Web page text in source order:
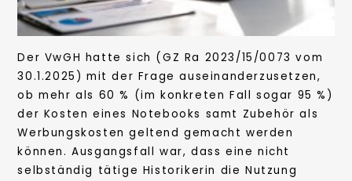
Der VwGH hatte sich (GZ Ra 2023/15/0073 vom
30.1.2025) mit der Frage auseinanderzusetzen,
ob mehr als 60 % (im konkreten Fall sogar 95 %)
der Kosten eines Notebooks samt Zubehör als
Werbungskosten geltend gemacht werden
können. Ausgangsfall war, dass eine nicht
selbständig tätige Historikerin die Nutzung